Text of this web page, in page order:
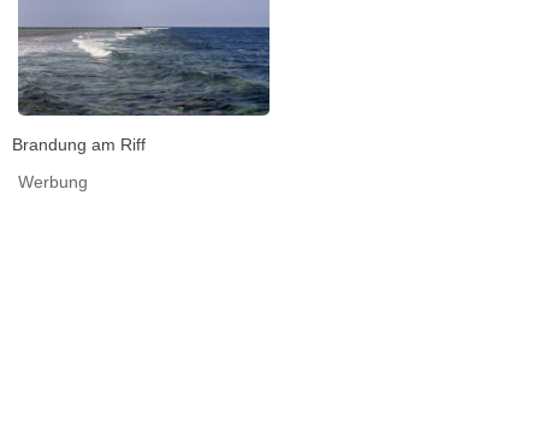
Brandung am Riff
Werbung